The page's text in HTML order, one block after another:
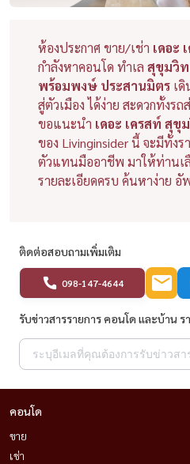
ห้องประกาศ ขาย/เช่า เดอะ
กำลังหาคอนโด ทำเล สุขุมวิท
พร้อมพงษ์ ประสานมิตร เ
สู่ตัวเมือง ได้ง่าย สะดวกทั้งร
ขอแนะนำ เดอะ เครสท์ สุขุ
ของ Livinginsider นี้ จะมีทั้งร
ตัวแทนมืออาชีพ มาให้ท่านเ
รายละเอียดครบ ค้นหาง่าย อั
ติดต่อสอบถามเพิ่มเติม
098-147-4644
รับข่าวสารรายการ คอนโด และบ้าน ร
คอนโด
ขาย
เช่า